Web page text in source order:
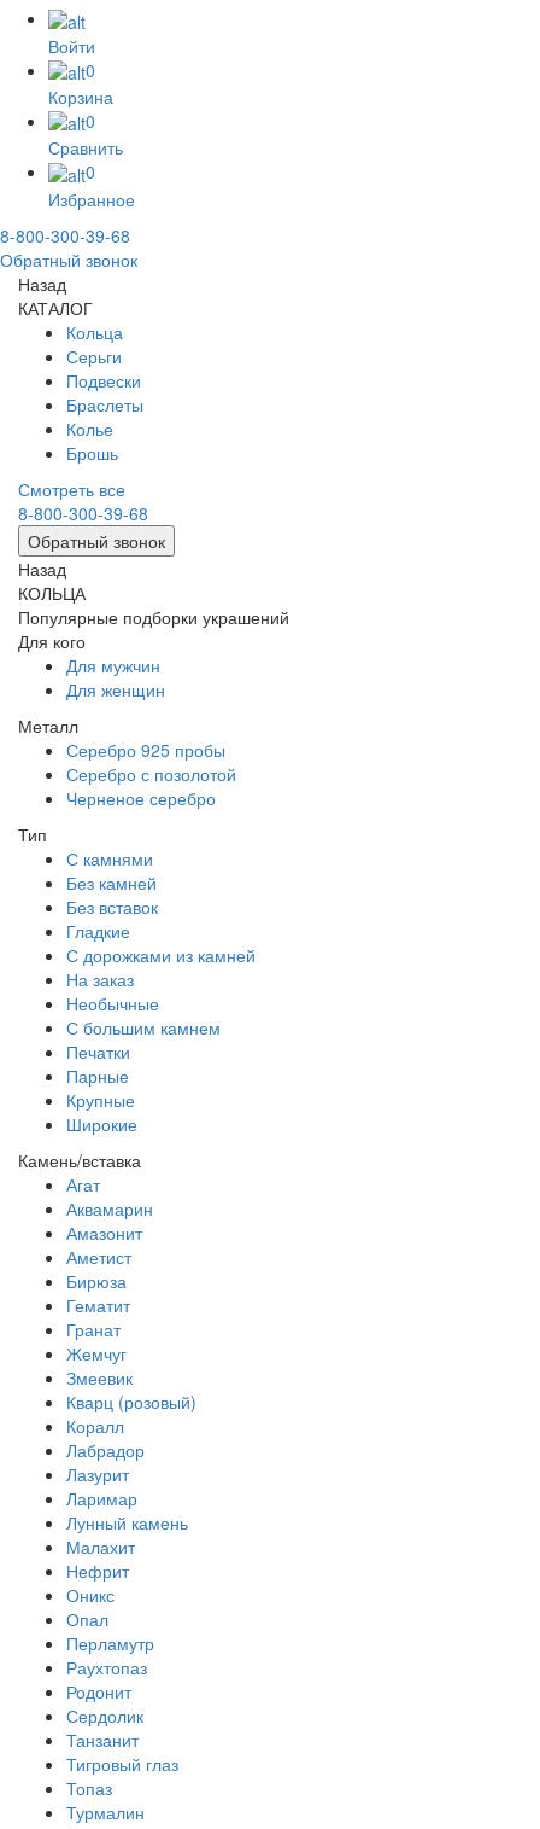
Войти
0
Корзина
0
Сравнить
0
Избранное
8-800-300-39-68
Обратный звонок
Назад
КАТАЛОГ
Кольца
Серьги
Подвески
Браслеты
Колье
Брошь
Смотреть все
8-800-300-39-68
Обратный звонок
Назад
КОЛЬЦА
Популярные подборки украшений
Для кого
Для мужчин
Для женщин
Металл
Серебро 925 пробы
Серебро с позолотой
Черненое серебро
Тип
С камнями
Без камней
Без вставок
Гладкие
С дорожками из камней
На заказ
Необычные
С большим камнем
Печатки
Парные
Крупные
Широкие
Камень/вставка
Агат
Аквамарин
Амазонит
Аметист
Бирюза
Гематит
Гранат
Жемчуг
Змеевик
Кварц (розовый)
Коралл
Лабрадор
Лазурит
Ларимар
Лунный камень
Малахит
Нефрит
Оникс
Опал
Перламутр
Раухтопаз
Родонит
Сердолик
Танзанит
Тигровый глаз
Топаз
Турмалин